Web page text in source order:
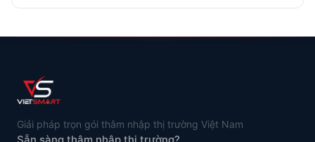
trường châu Á và tối ưu hóa nhập khẩu từ Việt Nam.
Giải pháp trọn gói thâm nhập thị trường Việt Nam